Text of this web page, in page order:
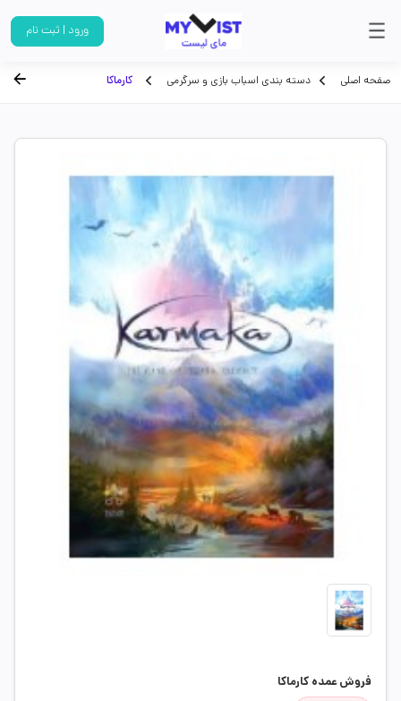
ورود | ثبت نام
صفحه اصلی دسته بندی اسباب بازی و سرگرمی کارماکا
فروش عمده کارماکا